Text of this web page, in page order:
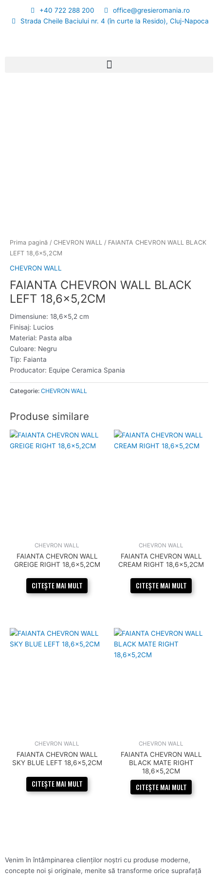
content
+40 722 288 200
office@gresieromania.ro
Strada Cheile Baciului nr. 4 (în curte la Resido), Cluj-Napoca
Prima pagină / CHEVRON WALL / FAIANTA CHEVRON WALL BLACK
LEFT 18,6×5,2CM
CHEVRON WALL
FAIANTA CHEVRON WALL BLACK
LEFT 18,6×5,2CM
Dimensiune: 18,6×5,2 cm
Finisaj: Lucios
Material: Pasta alba
Culoare: Negru
Tip: Faianta
Producator: Equipe Ceramica Spania
Categorie: CHEVRON WALL
Produse similare
CHEVRON WALL
FAIANTA CHEVRON WALL
GREIGE RIGHT 18,6×5,2CM
CITEȘTE MAI MULT
CHEVRON WALL
FAIANTA CHEVRON WALL
CREAM RIGHT 18,6×5,2CM
CITEȘTE MAI MULT
CHEVRON WALL
FAIANTA CHEVRON WALL
SKY BLUE LEFT 18,6×5,2CM
CITEȘTE MAI MULT
CHEVRON WALL
FAIANTA CHEVRON WALL
BLACK MATE RIGHT
18,6×5,2CM
CITEȘTE MAI MULT
Venim în întâmpinarea clienților noștri cu produse moderne,
concepte noi și originale, menite să transforme orice suprafață